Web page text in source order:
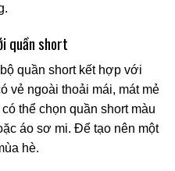
quần short
quần short kết hợp với
vẻ ngoài thoải mái, mát mẻ
thể chọn quần short màu
áo sơ mi. Để tạo nên một
hè.